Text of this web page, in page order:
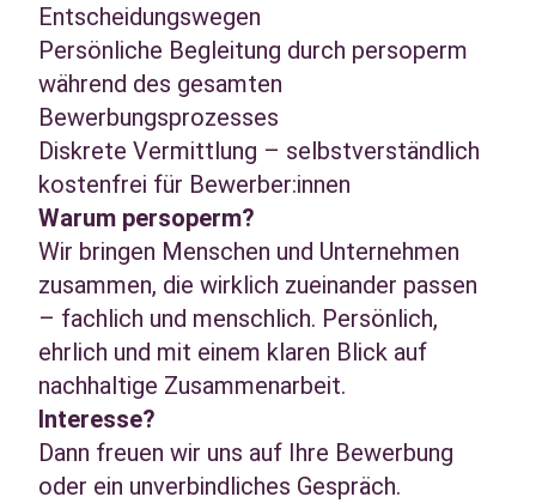
Entscheidungswegen
Persönliche Begleitung durch persoperm
während des gesamten
Bewerbungsprozesses
Diskrete Vermittlung – selbstverständlich
kostenfrei für Bewerber:innen
Warum persoperm?
Wir bringen Menschen und Unternehmen
zusammen, die wirklich zueinander passen
– fachlich und menschlich. Persönlich,
ehrlich und mit einem klaren Blick auf
nachhaltige Zusammenarbeit.
Interesse?
Dann freuen wir uns auf Ihre Bewerbung
oder ein unverbindliches Gespräch.